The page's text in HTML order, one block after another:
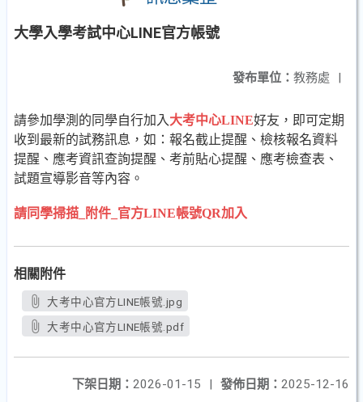
大學入學考試中心LINE官方帳號
發布單位： 教務處 |
請參加學測的同學自行加入 大考中心LINE好友，即可定期
收到最新的試務訊息，如：報名截止提醒、檢核報名資料
提醒、應考資訊查詢提醒、考前貼心提醒、應考檢查表、
試題宣導影音等內容。
請同學掃描_附件_官方LINE帳號QR加入
相關附件
大考中心官方LINE帳號.jpg
大考中心官方LINE帳號.pdf
發佈日期： 2025-12-16
下架日期： 2026-01-15
|